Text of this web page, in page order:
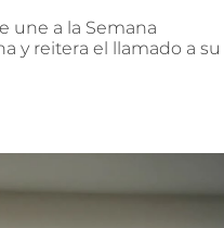
une a la Semana
y reitera el llamado a su